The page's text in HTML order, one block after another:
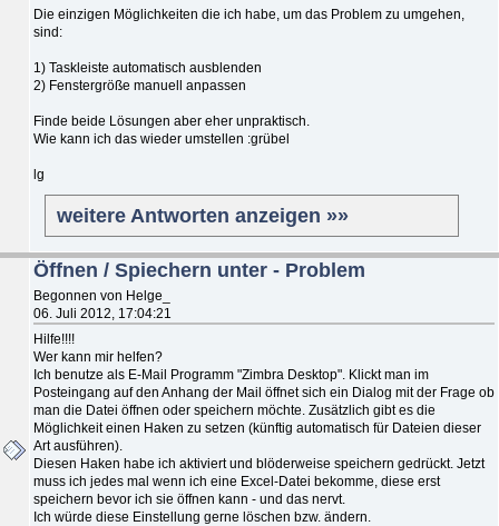
Die einzigen Möglichkeiten die ich habe, um das Problem zu umgehen,
sind:
1) Taskleiste automatisch ausblenden
2) Fenstergröße manuell anpassen
Finde beide Lösungen aber eher unpraktisch.
Wie kann ich das wieder umstellen :grübel
lg
weitere Antworten anzeigen »»
Öffnen / Spiechern unter - Problem
Begonnen von Helge_
06. Juli 2012, 17:04:21
Hilfe!!!!
Wer kann mir helfen?
Ich benutze als E-Mail Programm "Zimbra Desktop". Klickt man im
Posteingang auf den Anhang der Mail öffnet sich ein Dialog mit der Frage ob
man die Datei öffnen oder speichern möchte. Zusätzlich gibt es die
Möglichkeit einen Haken zu setzen (künftig automatisch für Dateien dieser
Art ausführen).
Diesen Haken habe ich aktiviert und blöderweise speichern gedrückt. Jetzt
muss ich jedes mal wenn ich eine Excel-Datei bekomme, diese erst
speichern bevor ich sie öffnen kann - und das nervt.
Ich würde diese Einstellung gerne löschen bzw. ändern.